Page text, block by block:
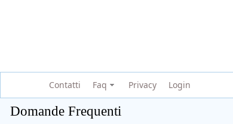
Contatti Faq Privacy Login
Domande Frequenti